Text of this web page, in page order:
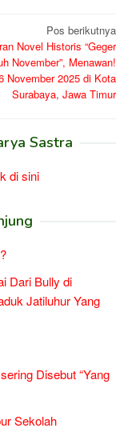
Pos berikutnya
Novel Historis “Geger
November”, Menawan!
November 2025 di Kota
Surabaya, Jawa Timur
Sastra
di sini
Dari Bully di
Jatiluhur Yang
Disebut “Yang
Sekolah